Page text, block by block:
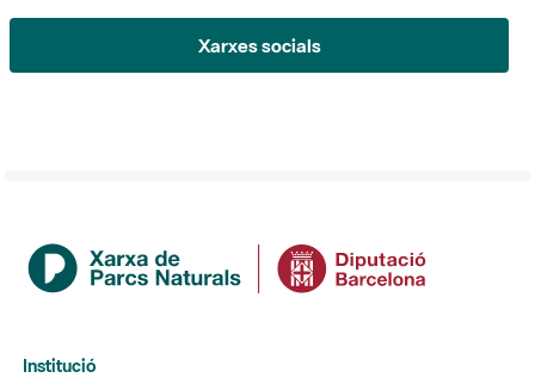
Xarxes socials
Institució